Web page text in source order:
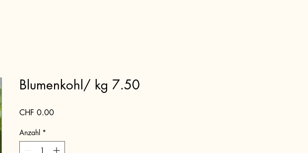
Blumenkohl/ kg 7.50
CHF 0.00Preis
Anzahl *